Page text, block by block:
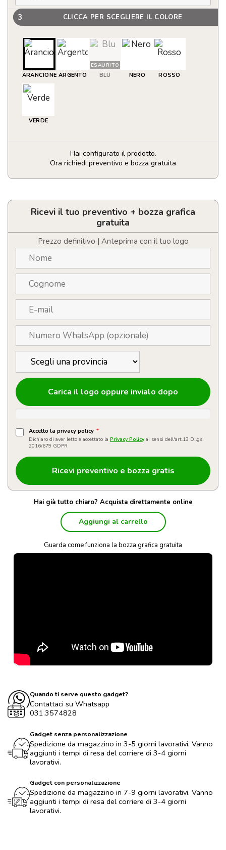
3 CLICCA PER SCEGLIERE IL COLORE
ARANCIONE ARGENTO
ESAURITO
BLU NERO ROSSO
VERDE
Hai configurato il prodotto.
Ora richiedi preventivo e bozza gratuita
Portachiavi
apribottiglie
quantità
Ricevi il tuo preventivo + bozza grafica
gratuita
Prezzo definitivo | Anteprima con il tuo logo
Carica il logo oppure invialo dopo
Accetto la privacy policy *
Dichiaro di aver letto e accettato la Privacy Policy ai sensi dell'art.13 D.lgs
2016/679 GDPR
Hai già tutto chiaro? Acquista direttamente online
Aggiungi al carrello
Guarda come funziona la bozza grafica gratuita
Quando ti serve questo gadget?
Contattaci su Whatsapp
031.3574828
Gadget senza personalizzazione
Spedizione da magazzino in 3-5 giorni lavorativi. Vanno
aggiunti i tempi di resa del corriere di 3-4 giorni
lavorativi.
Gadget con personalizzazione
Spedizione da magazzino in 7-9 giorni lavorativi. Vanno
aggiunti i tempi di resa del corriere di 3-4 giorni
lavorativi.